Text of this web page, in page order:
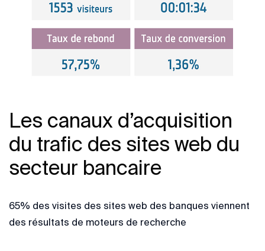
Les canaux d’acquisition
du trafic des sites web du
secteur bancaire
65% des visites des sites web des banques viennent
des résultats de moteurs de recherche